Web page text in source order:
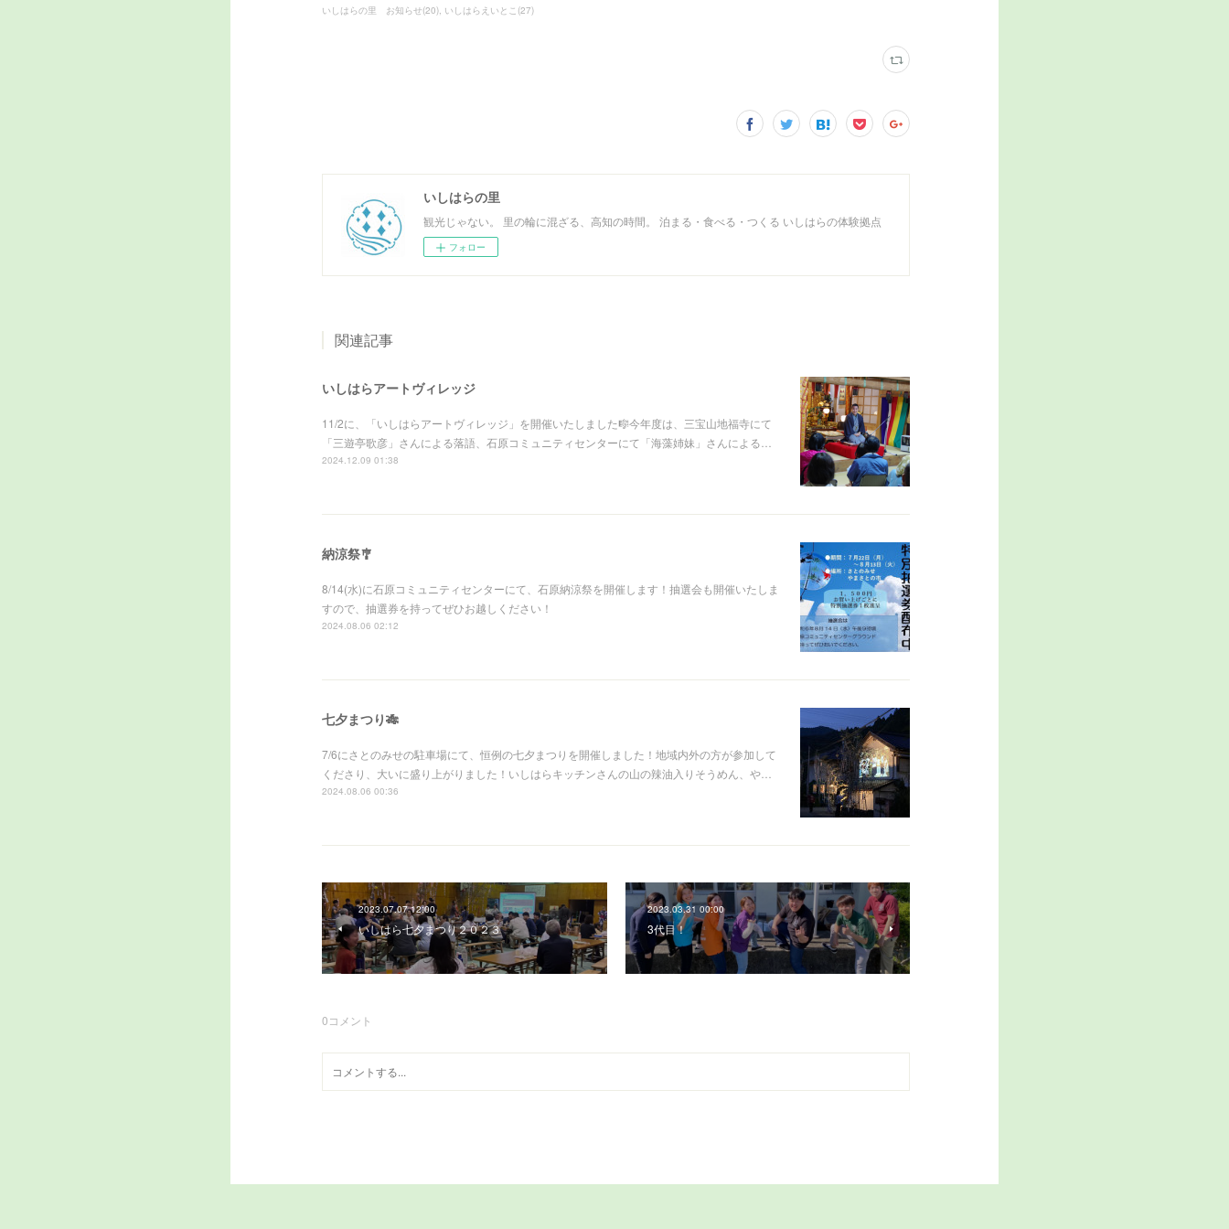
いしはらの里 お知らせ(20) いしはらえいとこ (27)
いしはらの里
観光じゃない。 里の輪に混ざる、高知の時間。 泊まる・食べる・つくる いしはらの体験拠点
フォロー
関連記事
いしはらアートヴィレッジ
11/2に、「いしはらアートヴィレッジ」を開催いたしました🎼今年度は、三宝山地福寺にて
「三遊亭歌彦」さんによる落語、石原コミュニティセンターにて「海藻姉妹」さんによる…
2024.12.09 01:38
納涼祭🎐
8/14(水)に石原コミュニティセンターにて、石原納涼祭を開催します！抽選会も開催いたしま
すので、抽選券を持ってぜひお越しください！
2024.08.06 02:12
七夕まつり🎋
7/6にさとのみせの駐車場にて、恒例の七夕まつりを開催しました！地域内外の方が参加して
くださり、大いに盛り上がりました！いしはらキッチンさんの山の辣油入りそうめん、や…
2024.08.06 00:36
2023.07.07 12:00
いしはら七夕まつり２０２３
2023.03.31 00:00
3代目！
0コメント